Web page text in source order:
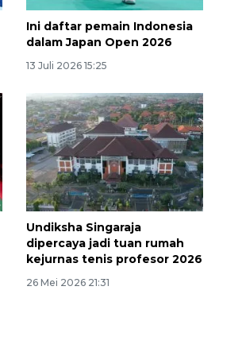
Ini daftar pemain Indonesia
dalam Japan Open 2026
13 Juli 2026 15:25
Undiksha Singaraja
dipercaya jadi tuan rumah
kejurnas tenis profesor 2026
26 Mei 2026 21:31